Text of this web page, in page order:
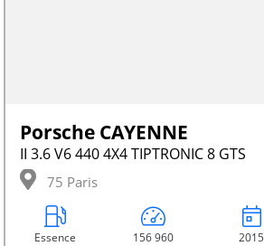
Porsche CAYENNE
II 3.6 V6 440 4X4 TIPTRONIC 8 GTS
75 Paris
Essence 156 960 2015